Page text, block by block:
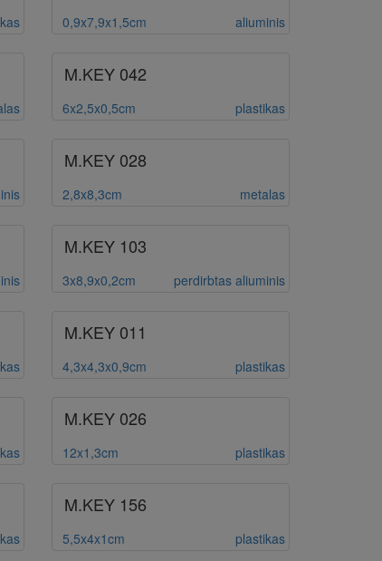
0,9x7,9x1,5cm aliuminis
M.KEY 042
6x2,5x0,5cm plastikas
M.KEY 028
2,8x8,3cm metalas
M.KEY 103
3x8,9x0,2cm perdirbtas aliuminis
M.KEY 011
4,3x4,3x0,9cm plastikas
M.KEY 026
12x1,3cm plastikas
M.KEY 156
5,5x4x1cm plastikas